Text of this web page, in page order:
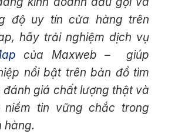
độ uy tín cửa hàng trên
hãy trải nghiệm dịch vụ
của Maxweb – giúp
nổi bật trên bản đồ tìm
đánh giá chất lượng thật và
tin vững chắc trong
hàng.